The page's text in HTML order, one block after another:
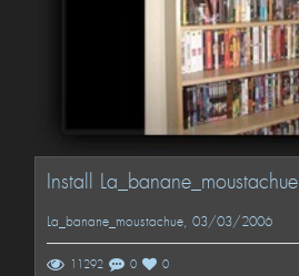
Install La_banane_moustachue
La_banane_moustachue, 03/03/2006
11292 0 0